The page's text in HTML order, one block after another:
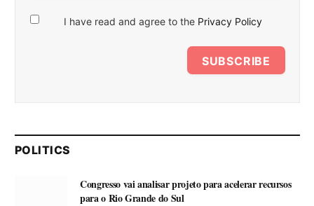
I have read and agree to the Privacy Policy
SUBSCRIBE
POLITICS
Congresso vai analisar projeto para acelerar recursos
para o Rio Grande do Sul